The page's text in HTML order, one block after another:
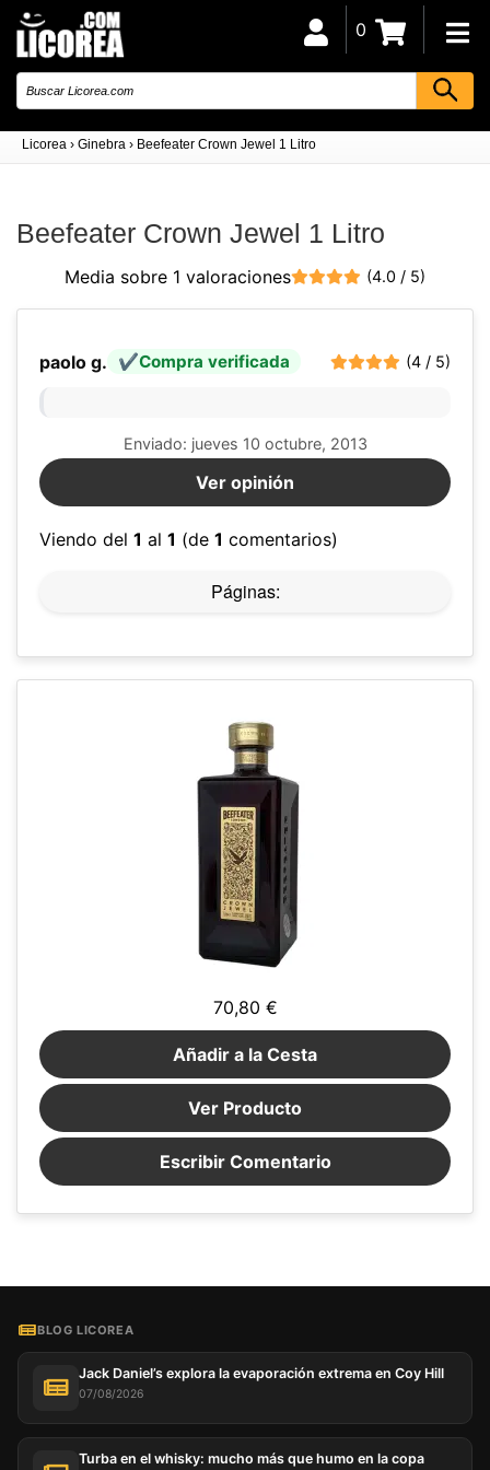
Licorea › Ginebra › Beefeater Crown Jewel 1 Litro
0
Beefeater Crown Jewel 1 Litro
Media sobre 1 valoraciones (4.0 / 5)
paolo g. Compra verificada (4 / 5)
Enviado: jueves 10 octubre, 2013
Ver opinión
Viendo del 1 al 1 (de 1 comentarios)
Páginas:
70,80 €
Añadir a la Cesta
Ver Producto
Escribir Comentario
BLOG LICOREA
Jack Daniel’s explora la evaporación extrema en Coy Hill
07/08/2026
Turba en el whisky: mucho más que humo en la copa